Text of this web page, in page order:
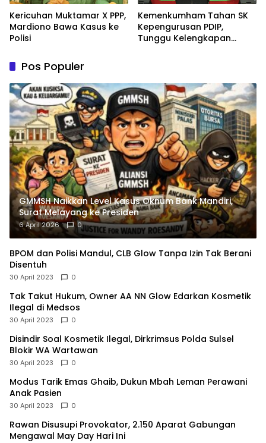
Kericuhan Muktamar X PPP,
Mardiono Bawa Kasus ke
Polisi
Kemenkumham Tahan SK
Kepengurusan PDIP,
Tunggu Kelengkapan
Pos Populer
GMMSH Naikkan Level Kasus Oknum Bank Mandiri,
Surat Melayang ke Presiden
6 April 2026 0
BPOM dan Polisi Mandul, CLB Glow Tanpa Izin Tak Berani
Disentuh
30 April 2023 0
Tak Takut Hukum, Owner AA NN Glow Edarkan Kosmetik
Ilegal di Medsos
30 April 2023 0
Disindir Soal Kosmetik Ilegal, Dirkrimsus Polda Sulsel
Blokir WA Wartawan
30 April 2023 0
Modus Tarik Emas Ghaib, Dukun Mbah Leman Perawani
Anak Pasien
30 April 2023 0
Rawan Disusupi Provokator, 2.150 Aparat Gabungan
Mengawal May Day Hari Ini